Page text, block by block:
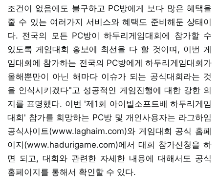
조건이 없음에도 불구하고 PC방에게 보다 많은 혜택을
줄 수 있는 여러가지 서비스와 혜택도 준비해둔 상태이
다. 전국의 모든 PC방이 하두리게임대회에 참가할 수
있도록 게임대회 홍보에 최선을 다 할 것이며, 이번 게
임대회에 참가하는 전국의 PC방에게 하두리게임대회가
올해뿐만이 아닌 해마다 이슈가 되는 공식대회라는 것
을 인식시키겠다"고 성공적인 게임진행에 대한 강한 의
지를 표명했다. 이번 '제1회 아이빌소프트배 하두리게임
대회' 참가를 희망하는 PC방 및 개인사용자는 라그하임
공식사이트(www.laghaim.com)와 게임대회 공식 홈페
이지(www.hadurigame.com)에서 대회 참가신청을 하
면 되고, 대회와 관련한 자세한 내용에 대해서도 공식
홈페이지를 통해서 확인할 수 있다.